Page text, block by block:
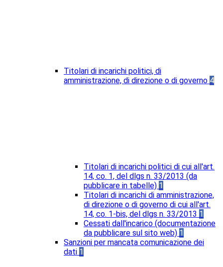
Titolari di incarichi politici, di
amministrazione, di direzione o di governo 4
Titolari di incarichi politici di cui all'art.
14, co. 1, del dlgs n. 33/2013 (da
pubblicare in tabelle) 1
Titolari di incarichi di amministrazione,
di direzione o di governo di cui all'art.
14, co. 1-bis, del dlgs n. 33/2013 1
Cessati dall'incarico (documentazione
da pubblicare sul sito web) 1
Sanzioni per mancata comunicazione dei
dati 1